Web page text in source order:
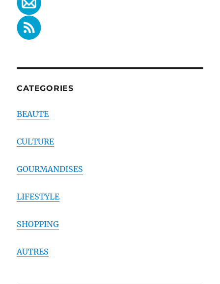
CATEGORIES
BEAUTE
CULTURE
GOURMANDISES
LIFESTYLE
SHOPPING
AUTRES